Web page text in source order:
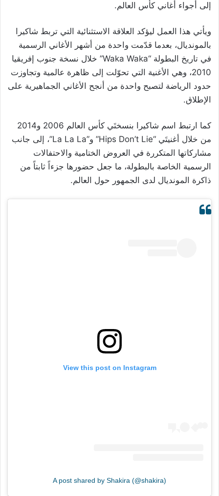
إلى أجواء أغاني كأس العالم.
ويأتي هذا العمل ليؤكد العلاقة الاستثنائية التي تربط شاكيرا
بالمونديال، بعدما قدّمت واحدة من أشهر الأغاني الرسمية
في تاريخ البطولة “Waka Waka” خلال نسخة جنوب إفريقيا
2010، وهي الأغنية التي تحوّلت إلى ظاهرة عالمية وتجاوزت
حدود الرياضة لتصبح واحدة من أنجح الأغاني الجماهيرية على
الإطلاق.
كما ارتبط اسم شاكيرا بنسختَي كأس العالم 2006 و2014
من خلال أغنيتَي “Hips Don’t Lie” و”La La La”، إلى جانب
مشاركاتها المتكررة في العروض الختامية والاحتفالات
الرسمية الخاصة بالبطولة، ما جعل حضورها جزءاً ثابتاً من
ذاكرة المونديال لدى الجمهور حول العالم.
View this post on Instagram
A post shared by Shakira (@shakira)